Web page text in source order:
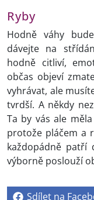
Ryby
Hodně váhy
dávejte na
hodně citliví,
občas objeví
vyhrávat, ale
tvrdší. A někdy
Ta by vás ale
protože pláčem a
každopádně patří
výborně poslouží
Sdílet na